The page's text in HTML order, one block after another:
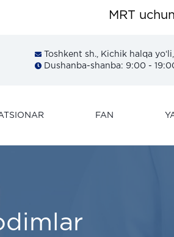
MRT uchun
Toshkent sh., Kichik halqa
Dushanba-shanba: 9:00 -
FAN